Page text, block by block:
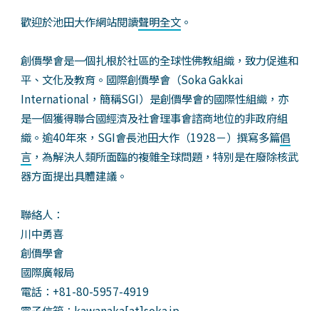
歡迎於池田大作網站閱讀聲明全文。
創價學會是一個扎根於社區的全球性佛教組織，致力促進和
平、文化及教育。國際創價學會（Soka Gakkai
International，簡稱SGI）是創價學會的國際性組織，亦
是一個獲得聯合國經濟及社會理事會諮商地位的非政府組
織。逾40年來，SGI會長池田大作（1928－）撰寫多篇倡
言，為解決人類所面臨的複雜全球問題，特別是在廢除核武
器方面提出具體建議。
聯絡人：
川中勇喜
創價學會
國際廣報局
電話：+81-80-5957-4919